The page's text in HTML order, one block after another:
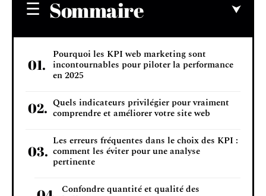
Sommaire
Pourquoi les KPI web marketing sont
incontournables pour piloter la performance
en 2025
Quels indicateurs privilégier pour vraiment
comprendre et améliorer votre site web
Les erreurs fréquentes dans le choix des KPI :
comment les éviter pour une analyse
pertinente
Confondre quantité et qualité des